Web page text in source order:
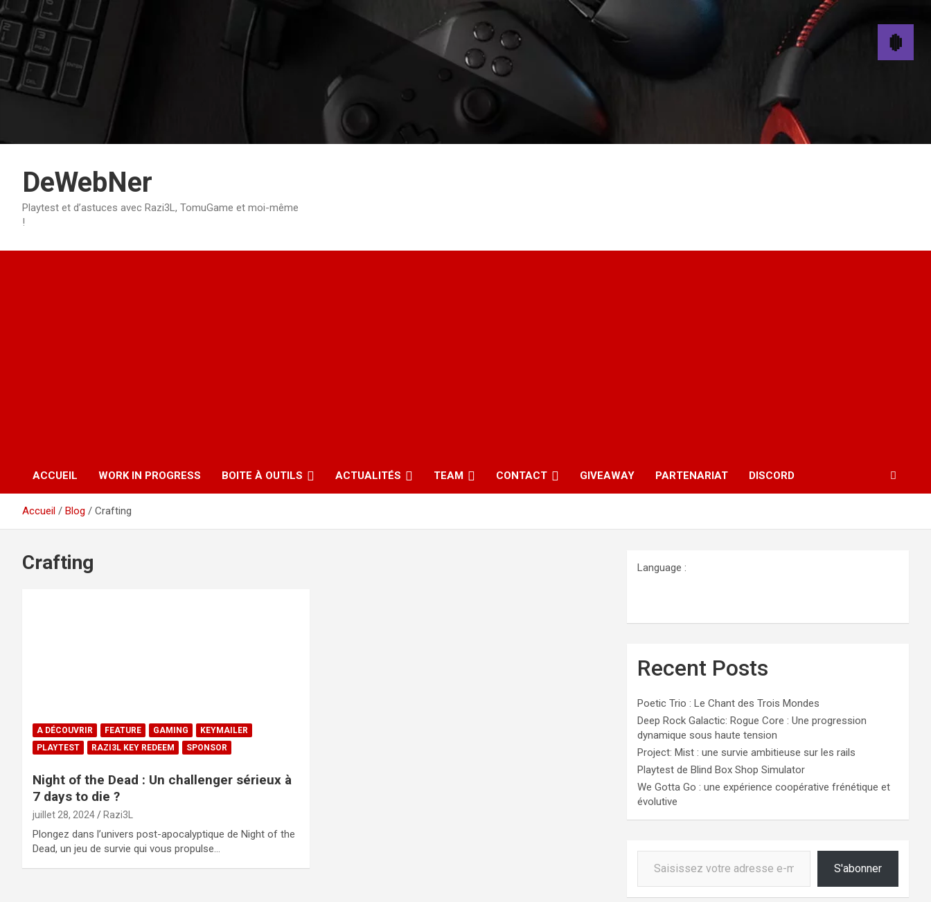
Aller
au
contenu
DeWebNer
Playtest et d’astuces avec Razi3L, TomuGame et moi-même
!
ACCUEIL WORK IN PROGRESS BOITE À OUTILS ACTUALITÉS TEAM CONTACT GIVEAWAY PARTENARIAT DISCORD
Accueil Blog Crafting
Crafting
A DÉCOUVRIR FEATURE GAMING
KEYMAILER
PLAYTEST
RAZI3L KEY REDEEM SPONSOR
Night of the Dead : Un challenger sérieux à
7 days to die ?
juillet 28, 2024 Razi3L
Plongez dans l’univers post-apocalyptique de Night of the
Dead, un jeu de survie qui vous propulse…
Language :
Recent Posts
Poetic Trio : Le Chant des Trois Mondes
Deep Rock Galactic: Rogue Core : Une progression
dynamique sous haute tension
Project: Mist : une survie ambitieuse sur les rails
Playtest de Blind Box Shop Simulator
We Gotta Go : une expérience coopérative frénétique et
évolutive
Saisissez votre adresse e-mail…
S'abonner